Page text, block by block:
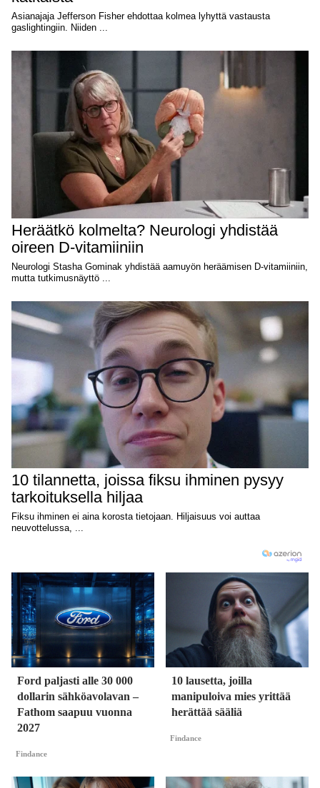
Ford paljasti alle 30 000
dollarin sähköavolavan –
Fathom saapuu vuonna
2027
Findance
10 lausetta, joilla
manipuloiva mies yrittää
herättää sääliä
Findance